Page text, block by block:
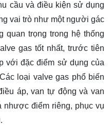
cầu và điều kiện sử dụng
vai trò như một người gác
quan trọng trong hệ thống
gas tốt nhất, trước tiên
với đặc điểm sử dụng của
loại valve gas phổ biến
áp, van tự động và van
điểm riêng, phục vụ